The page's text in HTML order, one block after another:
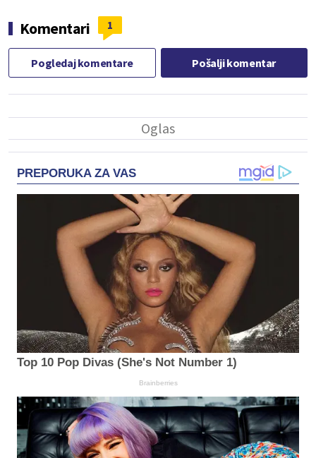
Komentari 1
Pogledaj komentare Pošalji komentar
PREPORUKA ZA VAS
Top 10 Pop Divas (She's Not Number 1)
Brainberries